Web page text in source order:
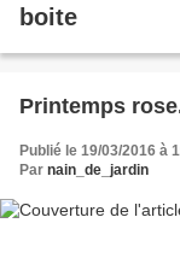
boite
Printemps
Publié le 19/03/2016 à
Par nain_de_jardin